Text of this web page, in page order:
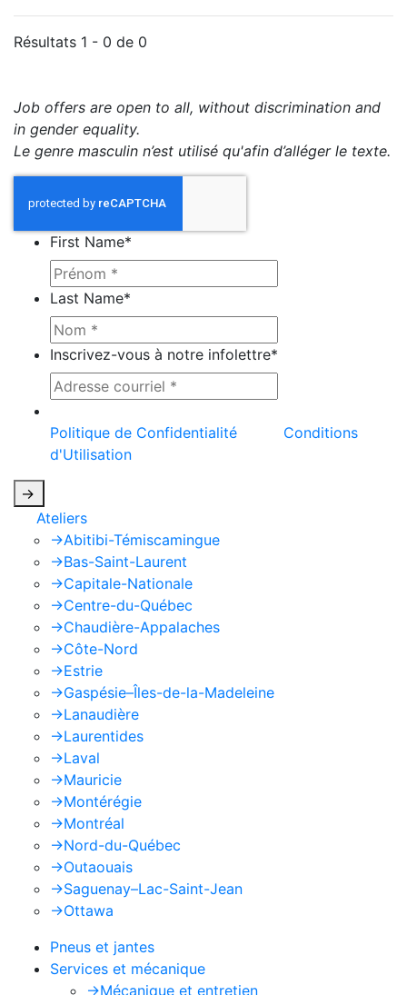
Résultats 1 - 0 de 0
Job offers are open to all, without discrimination and
in gender equality.
Le genre masculin n’est utilisé qu'afin d’alléger le texte.
First Name*
Last Name*
Inscrivez-vous à notre infolettre*
Politique de Confidentialité
Conditions
d'Utilisation
->
Ateliers
->Abitibi-Témiscamingue
->Bas-Saint-Laurent
->Capitale-Nationale
->Centre-du-Québec
->Chaudière-Appalaches
->Côte-Nord
->Estrie
->Gaspésie–Îles-de-la-Madeleine
->Lanaudière
->Laurentides
->Laval
->Mauricie
->Montérégie
->Montréal
->Nord-du-Québec
->Outaouais
->Saguenay–Lac-Saint-Jean
->Ottawa
Pneus et jantes
Services et mécanique
->Mécanique et entretien